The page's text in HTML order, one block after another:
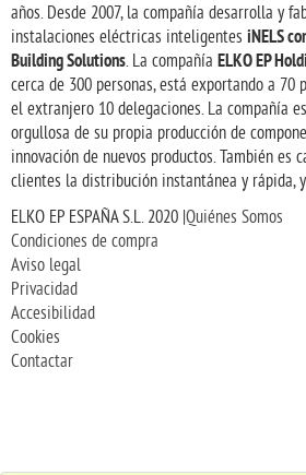
años. Desde 2007, la compañía desarrolla y
instalaciones eléctricas inteligentes iNELS
Building Solutions. La compañía ELKO EP
cerca de 300 personas, está exportando a 70
el extranjero 10 delegaciones. La compañía
orgullosa de su propia producción de
innovación de nuevos productos. También es
clientes la distribución instantánea y rápida,
ELKO EP ESPAÑA S.L. 2020 | Quiénes Somos
Condiciones de compra
Aviso legal
Privacidad
Accesibilidad
Cookies
Contactar